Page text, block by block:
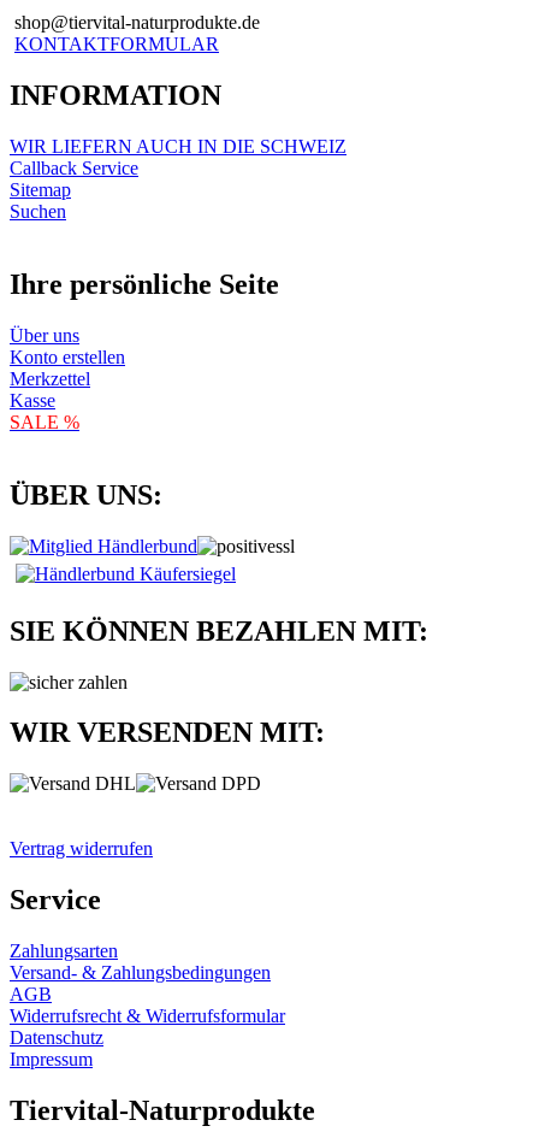
shop@tiervital-naturprodukte.de
KONTAKTFORMULAR
INFORMATION
WIR LIEFERN AUCH IN DIE SCHWEIZ
Callback Service
Sitemap
Suchen
Ihre persönliche Seite
Über uns
Konto erstellen
Merkzettel
Kasse
SALE %
ÜBER UNS:
SIE KÖNNEN BEZAHLEN MIT:
WIR VERSENDEN MIT:
Vertrag widerrufen
Service
Zahlungsarten
Versand- & Zahlungsbedingungen
AGB
Widerrufsrecht & Widerrufsformular
Datenschutz
Impressum
Tiervital-Naturprodukte